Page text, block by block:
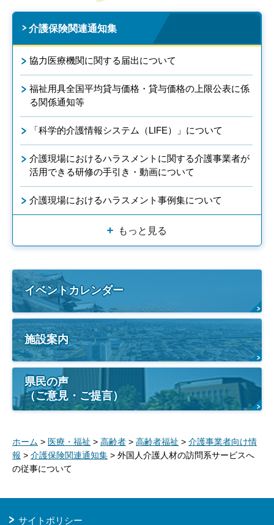
介護保険関連通知集
協力医療機関に関する届出について
福祉用具全国平均貸与価格・貸与価格の上限公表に係
る関係通知等
「科学的介護情報システム（LIFE）」について
介護現場におけるハラスメントに関する介護事業者が
活用できる研修の手引き・動画について
介護現場におけるハラスメント事例集について
もっと見る
イベントカレンダー
施設案内
県民の声
（ご意見・ご提言）
ホーム > 医療・福祉 > 高齢者 > 高齢者福祉 > 介護事業者向け情
報 > 介護保険関連通知集 > 外国人介護人材の訪問系サービスへ
の従事について
サイトポリシー